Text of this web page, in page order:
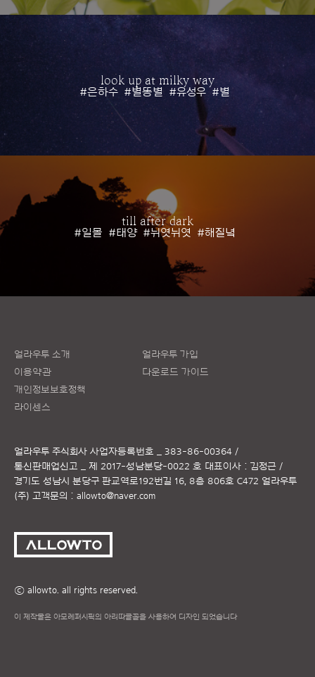
look up at milky way
#은하수 #별똥별 #유성우 #별
till after dark
#일몰 #태양 #뉘엿뉘엿 #해질녘
얼라우투 소개
이용약관
개인정보보호정책
라이센스
얼라우투 가입
다운로드 가이드
얼라우투 주식회사 사업자등록번호 _ 383-86-00364 /
통신판매업신고 _ 제 2017-성남분당-0022 호 대표이사 : 김정근 /
경기도 성남시 분당구 판교역로192번길 16, 8층 806호 C472 얼라우투
(주) 고객문의 : allowto@naver.com
ⓒ allowto. all rights reserved.
이 제작물은 아모레퍼시픽의 아리따글꼴을 사용하여 디자인 되었습니다